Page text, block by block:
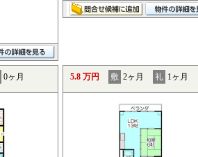
0ヶ月 5.8 万円 敷 2ヶ月 礼 1ヶ月